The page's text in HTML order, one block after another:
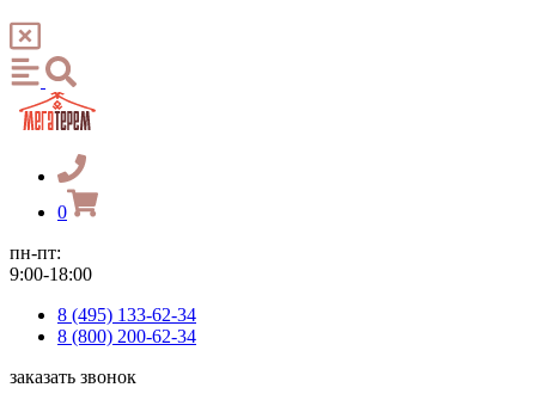
0
пн-пт:
9:00-18:00
8 (495) 133-62-34
8 (800) 200-62-34
заказать звонок